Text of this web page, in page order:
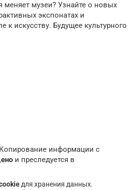
меняет музеи? Узнайте о новых
экспонатах и
к искусству. Будущее культурного
информации с
и преследуется в
для хранения данных.